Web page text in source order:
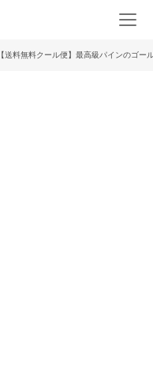
【送料無料クール便】最高級パインのゴ